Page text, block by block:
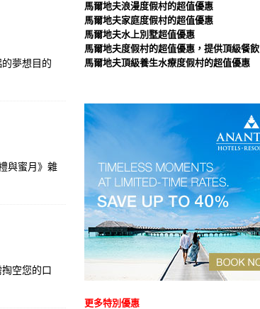
夢想目的
與蜜月》雜
空您的口
馬爾地夫浪漫度假村的超值優惠
馬爾地夫家庭度假村的超值優惠
馬爾地夫水上別墅超值優惠
馬爾地夫度假村的超值優惠，提供頂級餐飲
馬爾地夫頂級養生水療度假村的超值優惠
更多特別優惠